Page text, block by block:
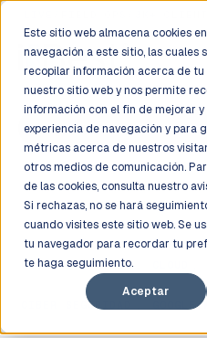
Este sitio web almacena cookies
navegación a este sitio, las cuales
recopilar información acerca de
nuestro sitio web y nos permite
información con el fin de mejorar
experiencia de navegación y para
métricas acerca de nuestros
otros medios de comunicación.
de las cookies, consulta nuestro
Si rechazas, no se hará
cuando visites este sitio web. Se
tu navegador para recordar tu
te haga seguimiento.
Aceptar
Talk to an
CLOUD COMPUTING
CIBER SEGURIDAD GOOGLE